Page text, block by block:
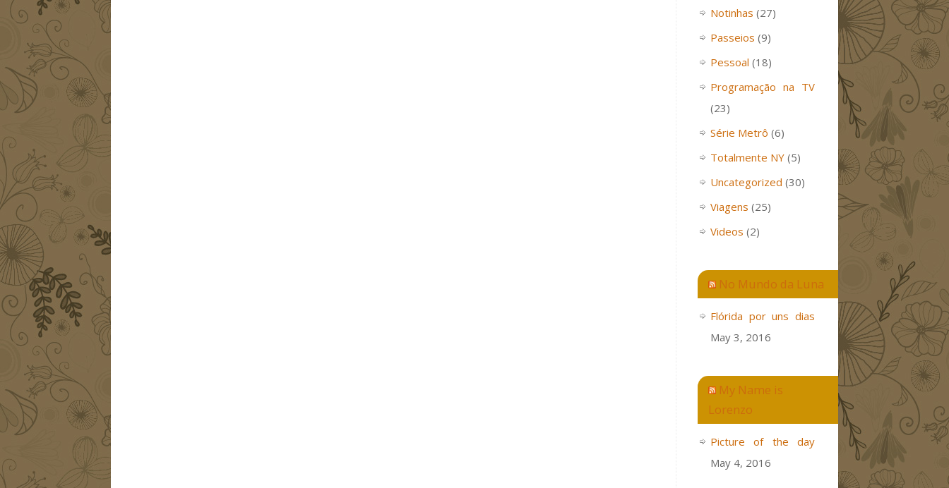
Notinhas (27)
Passeios (9)
Pessoal (18)
Programação na TV
(23)
Série Metrô (6)
Totalmente NY (5)
Uncategorized (30)
Viagens (25)
Videos (2)
No Mundo da Luna
Flórida por uns dias
May 3, 2016
My Name is
Lorenzo
Picture of the day
May 4, 2016